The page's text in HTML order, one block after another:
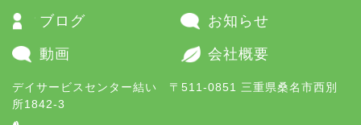
ブログ お知らせ
動画 会社概要
デイサービスセンター結い 〒511-0851 三重県桑名市西別
所1842-3